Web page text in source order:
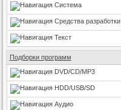
Система
Средства разработки
Текст
Подборки программ
DVD/CD/MP3
HDD/USB/SD
Аудио